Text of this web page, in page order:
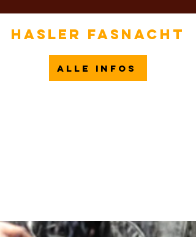
Hasler Fasnacht
ALLE INFOS